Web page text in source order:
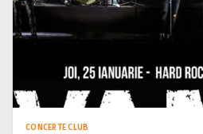
CONCERTE CLUB